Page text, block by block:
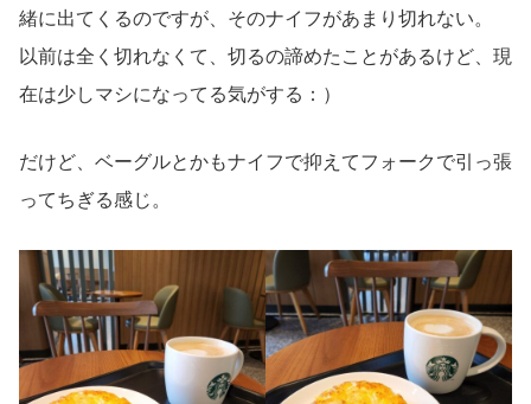
緒に出てくるのですが、そのナイフがあまり切れない。
以前は全く切れなくて、切るの諦めたことがあるけど、現
在は少しマシになってる気がする：）
だけど、ベーグルとかもナイフで抑えてフォークで引っ張
ってちぎる感じ。